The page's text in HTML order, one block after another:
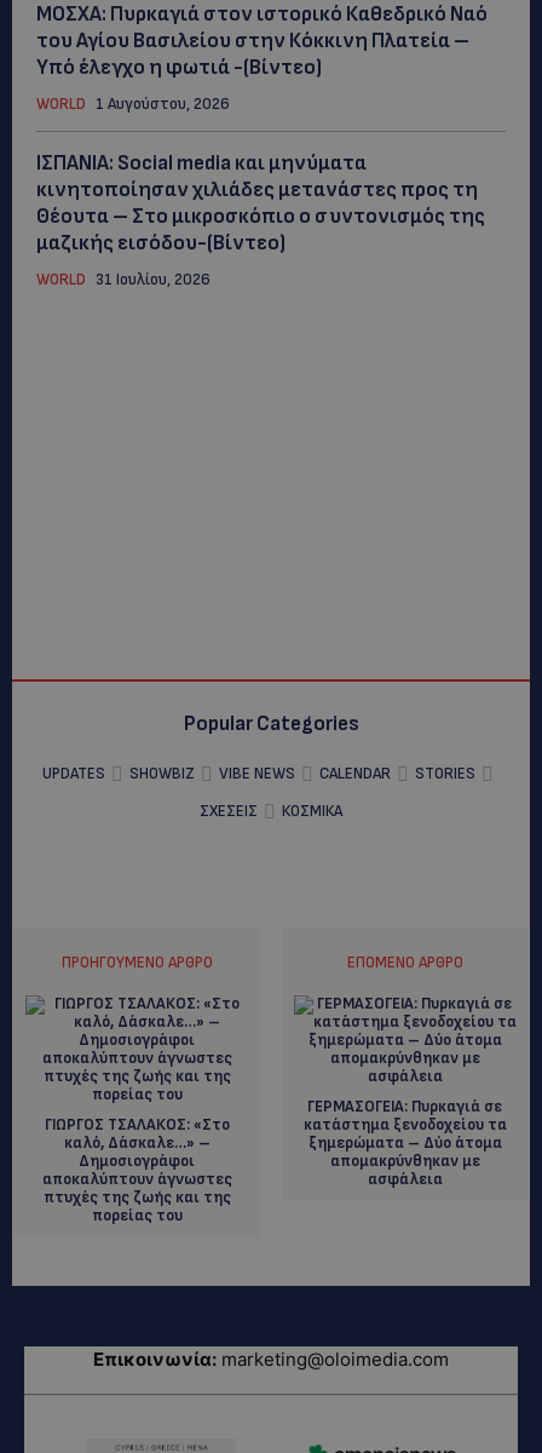
ΜΟΣΧΑ: Πυρκαγιά στον ιστορικό Καθεδρικό Ναό
του Αγίου Βασιλείου στην Κόκκινη Πλατεία –
Υπό έλεγχο η φωτιά -(Βίντεο)
WORLD 1 Αυγούστου, 2026
ΙΣΠΑΝΙΑ: Social media και μηνύματα
κινητοποίησαν χιλιάδες μετανάστες προς τη
Θέουτα – Στο μικροσκόπιο ο συντονισμός της
μαζικής εισόδου-(Βίντεο)
WORLD 31 Ιουλίου, 2026
Popular Categories
UPDATES SHOWBIZ VIBE NEWS CALENDAR
STORIES
ΣΧΕΣΕΙΣ
ΚΟΣΜΙΚΑ
ΠΡΟΗΓΟΎΜΕΝΟ ΆΡΘΡΟ
ΓΙΩΡΓΟΣ ΤΣΑΛΑΚΟΣ: «Στο
καλό, Δάσκαλε…» –
Δημοσιογράφοι
αποκαλύπτουν άγνωστες
πτυχές της ζωής και της
πορείας του
ΕΠΌΜΕΝΟ ΆΡΘΡΟ
ΓΕΡΜΑΣΟΓΕΙΑ: Πυρκαγιά σε
κατάστημα ξενοδοχείου τα
ξημερώματα – Δύο άτομα
απομακρύνθηκαν με
ασφάλεια
Επικοινωνία: marketing@oloimedia.com